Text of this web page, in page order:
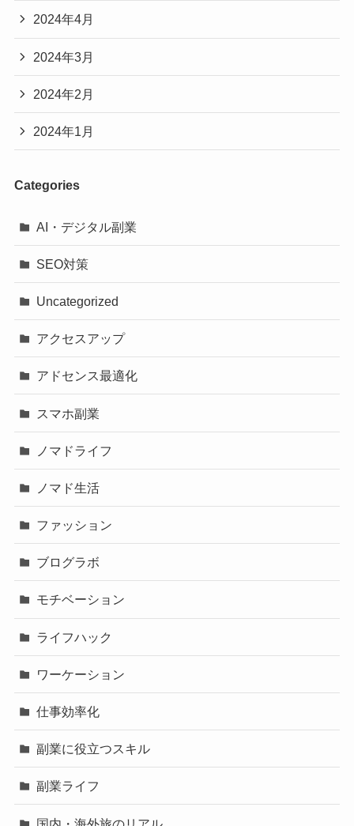
2024年4月
2024年3月
2024年2月
2024年1月
Categories
AI・デジタル副業
SEO対策
Uncategorized
アクセスアップ
アドセンス最適化
スマホ副業
ノマドライフ
ノマド生活
ファッション
ブログラボ
モチベーション
ライフハック
ワーケーション
仕事効率化
副業に役立つスキル
副業ライフ